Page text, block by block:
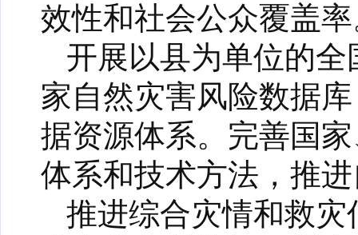
效性和社会公众覆盖
开展以县为单位的
家自然灾害风险数据
据资源体系。完善国
体系和技术方法，推
推进综合灾情和救